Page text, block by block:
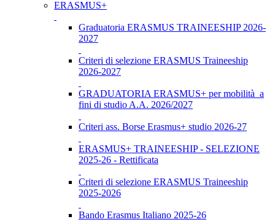
ERASMUS+
Graduatoria ERASMUS TRAINEESHIP 2026-
2027
Criteri di selezione ERASMUS Traineeship
2026-2027
GRADUATORIA ERASMUS+ per mobilità a
fini di studio A.A. 2026/2027
Criteri ass. Borse Erasmus+ studio 2026-27
ERASMUS+ TRAINEESHIP - SELEZIONE
2025-26 - Rettificata
Criteri di selezione ERASMUS Traineeship
2025-2026
Bando Erasmus Italiano 2025-26